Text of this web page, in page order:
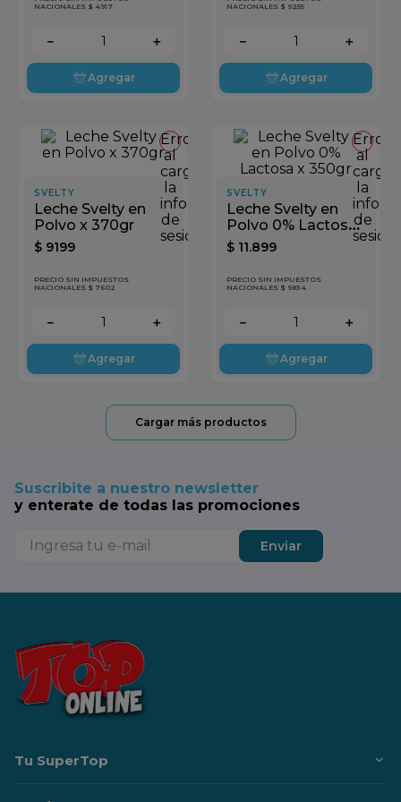
NACIONALES $ 4917
＋
－
Agregar
NACIONALES $ 9255
＋
－
Agregar
Error
al
cargar
la
información
de
sesión
SVELTY
Leche Svelty en
Polvo x 370gr
$ 9199
PRECIO SIN IMPUESTOS
NACIONALES $ 7602
＋
－
Agregar
Error
al
cargar
la
de
sesión
SVELTY
Leche Svelty en
Polvo 0% Lactosa
x 350gr
$ 11.899
PRECIO SIN IMPUESTOS
NACIONALES $ 9834
＋
－
Agregar
Suscribite a nuestro newsletter
y enterate de todas las promociones
Enviar
Tu SuperTop